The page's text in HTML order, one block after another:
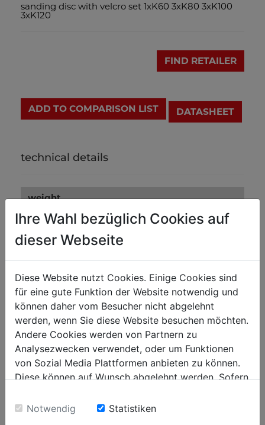
sanding disc with velcro set 1xK60 3xK80 3xK100
3xK120
FIND RETAILER
ADD TO COMPARISON LIST DATASHEET
technical details
weight
net weight in kg
gross weight in kg
packaging
packaging height in mm
300
packaging width in mm
500
packaging length in mm
general data
Ihre Wahl bezüglich Cookies auf
dieser Webseite
Diese Website nutzt Cookies. Einige Cookies sind
für eine gute Funktion der Website notwendig und
können daher vom Besucher nicht abgelehnt
werden, wenn Sie diese Website besuchen möchten.
Andere Cookies werden von Partnern zu
Analysezwecken verwendet, oder um Funktionen
von Sozial Media Plattformen anbieten zu können.
Diese können auf Wunsch abgelehnt werden. Sofern
Einwilligung zu unseren Cookies.
Notwendig Statistiken